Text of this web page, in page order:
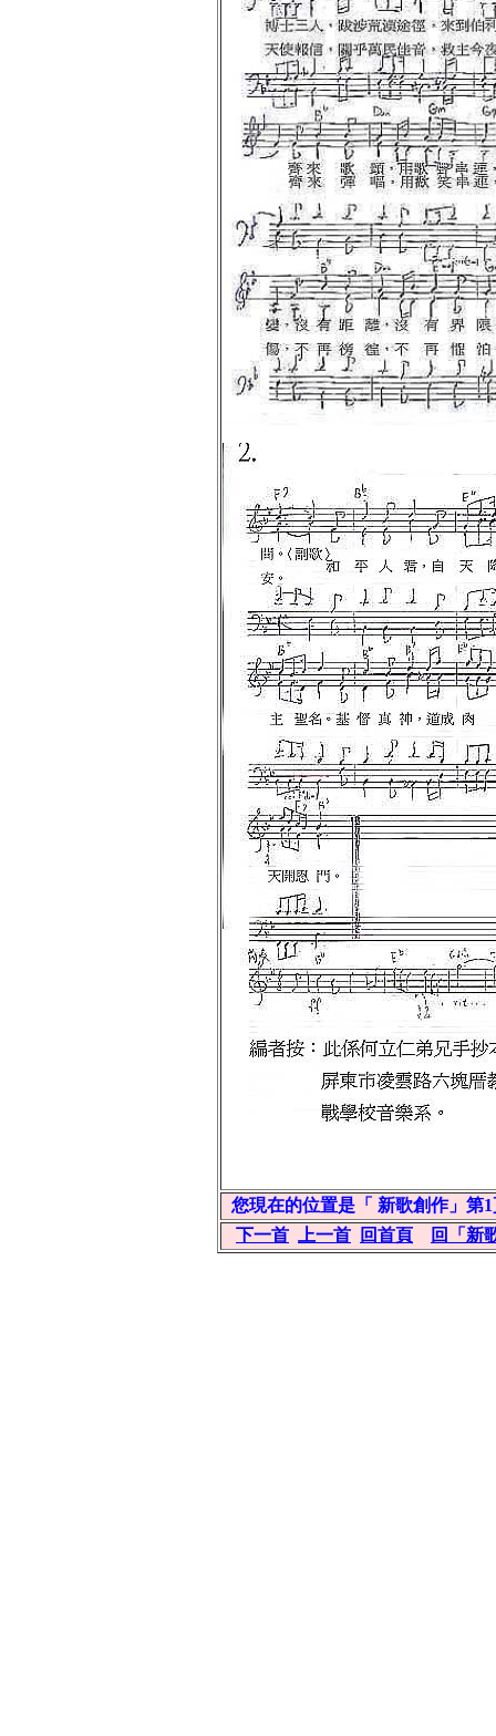
您現在的位置是「 新歌創作」第
下一首
上一首 回首頁 回「新